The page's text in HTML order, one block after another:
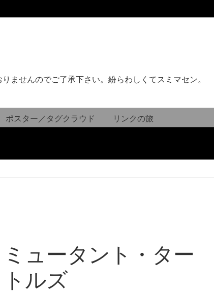
ませんのでご了承下さい。紛らわしくてスミマセン。
ポスター／タグクラウド リンクの旅
ミュータント・ター
トルズ